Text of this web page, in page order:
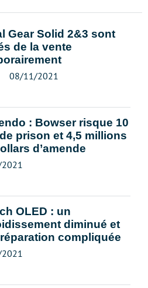
Gear Solid 2&3 sont
de la vente
08/11/2021
: Bowser risque 10
prison et 4,5 millions
d’amende
OLED : un
diminué et
compliquée